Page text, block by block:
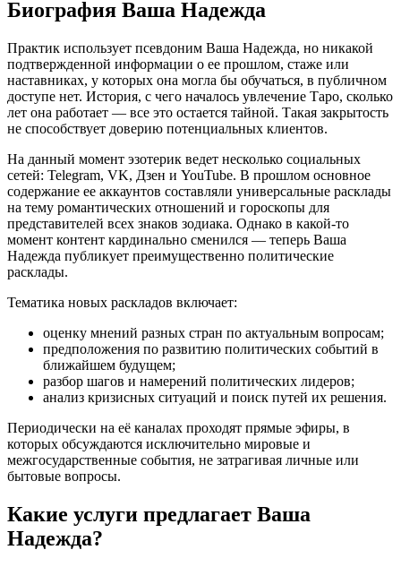
Биография Ваша Надежда
Практик использует псевдоним Ваша Надежда, но никакой
подтвержденной информации о ее прошлом, стаже или
наставниках, у которых она могла бы обучаться, в публичном
доступе нет. История, с чего началось увлечение Таро, сколько
лет она работает — все это остается тайной. Такая закрытость
не способствует доверию потенциальных клиентов.
На данный момент эзотерик ведет несколько социальных
сетей: Telegram, VK, Дзен и YouTube. В прошлом основное
содержание ее аккаунтов составляли универсальные расклады
на тему романтических отношений и гороскопы для
представителей всех знаков зодиака. Однако в какой-то
момент контент кардинально сменился — теперь Ваша
Надежда публикует преимущественно политические
расклады.
Тематика новых раскладов включает:
оценку мнений разных стран по актуальным вопросам;
предположения по развитию политических событий в
ближайшем будущем;
разбор шагов и намерений политических лидеров;
анализ кризисных ситуаций и поиск путей их решения.
Периодически на её каналах проходят прямые эфиры, в
которых обсуждаются исключительно мировые и
межгосударственные события, не затрагивая личные или
бытовые вопросы.
Какие услуги предлагает Ваша
Надежда?